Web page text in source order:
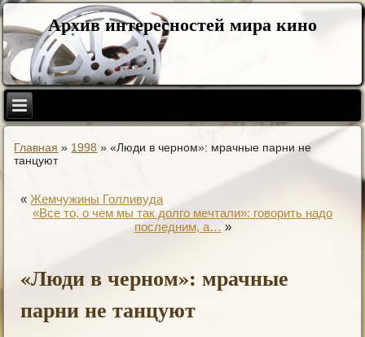
Архив интересностей мира кино
Главная » 1998 »«Люди в черном»: мрачные парни не
танцуют
«Жемчужины Голливуда
«Все то, о чем мы так долго мечтали»: говорить надо
последним, а… »
«Люди в черном»: мрачные
парни не танцуют